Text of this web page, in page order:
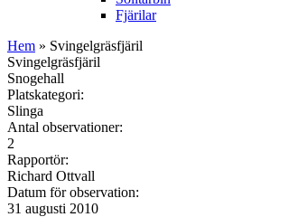
Fjärilar
Hem » Svingelgräsfjäril
Svingelgräsfjäril
Snogehall
Platskategori:
Slinga
Antal observationer:
2
Rapportör:
Richard Ottvall
Datum för observation:
31 augusti 2010